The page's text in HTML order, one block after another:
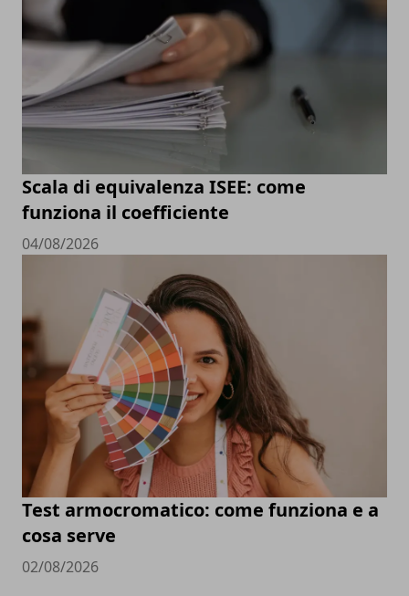
Scala di equivalenza ISEE: come
funziona il coefficiente
04/08/2026
Test armocromatico: come funziona e a
cosa serve
02/08/2026